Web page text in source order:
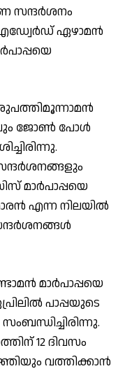
സന്ദർശനം
എഡ്വേർഡ് ഏഴാമൻ
ലും ജോൺ പോൾ
മാർപാപ്പയെ
എന്ന നിലയിൽ
മാർപാപ്പയെ
പാപ്പയുടെ
12 ദിവസം
വത്തിക്കാന്‍